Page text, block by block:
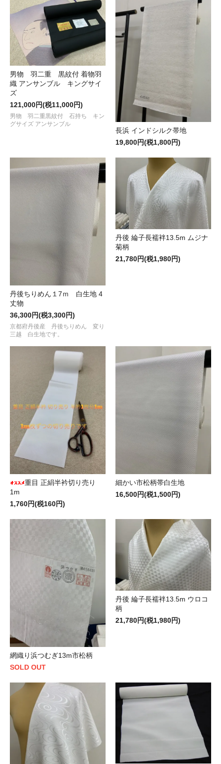
男物 羽二重 黒紋付 着物羽
織 アンサンブル キングサイ
ズ
121,000円(税11,000円)
男物 羽二重黒紋付 石持ち キン
グサイズ アンサンブル
長浜 インドシルク帯地
19,800円(税1,800円)
丹後ちりめん１7ｍ 白生地 4
丈物
36,300円(税3,300円)
京都府丹後産 丹後ちりめん 変り
三越 白生地です。
丹後 綸子長襦袢13.5m ムジナ
菊柄
21,780円(税1,980円)
重目 正絹半衿切り売り
1m
1,760円(税160円)
細かい市松柄帯白生地
16,500円(税1,500円)
網織り浜つむぎ13m市松柄
SOLD OUT
丹後 綸子長襦袢13.5m ウロコ
柄
21,780円(税1,980円)